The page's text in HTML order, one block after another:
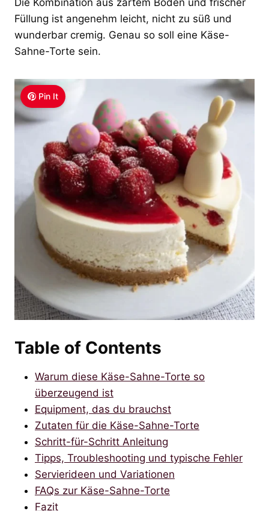
Füllung ist angenehm leicht, nicht zu süß und
wunderbar cremig. Genau so soll eine Käse-
Sahne-Torte sein.
Pin It
Table of Contents
Warum diese Käse-Sahne-Torte so
überzeugend ist
Equipment, das du brauchst
Zutaten für die Käse-Sahne-Torte
Schritt-für-Schritt Anleitung
Tipps, Troubleshooting und typische Fehler
Servierideen und Variationen
FAQs zur Käse-Sahne-Torte
Fazit